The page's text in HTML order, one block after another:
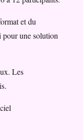
et du
pour une solution
Les